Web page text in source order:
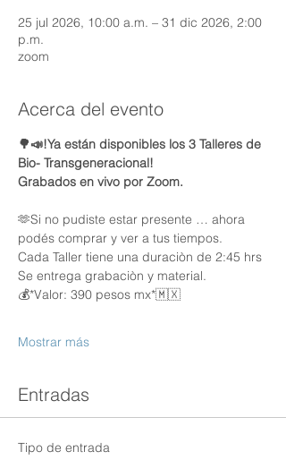
25 jul 2026, 10:00 a.m. – 31 dic 2026, 2:00
p.m.
zoom
Acerca del evento
🌳📣!Ya están disponibles los 3 Talleres de
Bio- Transgeneracional!
Grabados en vivo por Zoom.
🫶Si no pudiste estar presente … ahora
podés comprar y ver a tus tiempos.
Cada Taller tiene una duraciòn de 2:45 hrs
Se entrega grabaciòn y material.
💰*Valor: 390 pesos mx*🇲🇽
Mostrar más
Entradas
Tipo de entrada